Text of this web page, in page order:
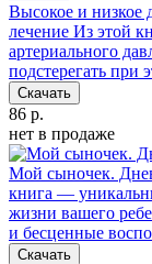
Высокое и низкое
лечение Из этой
артериального
подстерегать при
Скачать
86 р.
нет в продаже
Мой сыночек.
книга —
жизни вашего
и бесценные
Скачать